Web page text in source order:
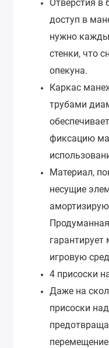
Отверстия в
доступ в
нужно
стенки, что
опекуна.
Каркас
трубами
фиксацию
Материал,
несущие
игровую
4 присоски
Даже на
присоски